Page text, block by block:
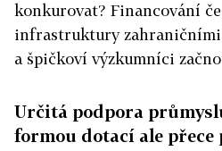
konkurovat? Financování
infrastruktury zahraničními
a špičkoví výzkumníci
Určitá podpora
formou dotací ale přece